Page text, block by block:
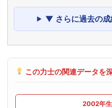
▼ さらに過去の
この力士の関連データを
2002年